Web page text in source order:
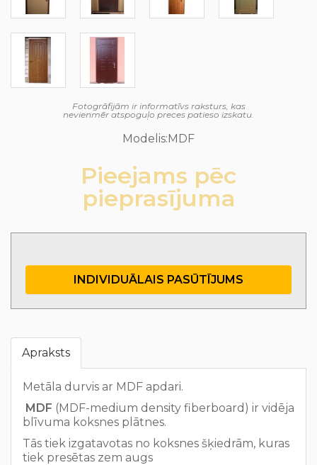
Fotogrāfijām ir informatīvs raksturs, kas
nevienmēr atspoguļo preces patieso izskatu.
Modelis:MDF
Pieejams pēc
pieprasījuma
INDIVIDUĀLAIS PASŪTĪJUMS
Apraksts
Metāla durvis ar MDF apdari.
MDF (MDF-medium density fiberboard) ir vidēja
blīvuma koksnes plātnes.
Tās tiek izgatavotas no koksnes šķiedrām, kuras
tiek presētas zem augs